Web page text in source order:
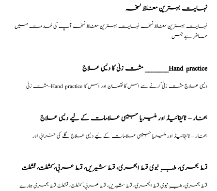
نہایت بہترین مغلظ نسخہ
نہایت بہترین مغلظ نسخہ نہایت بہترین مغلظ نسخہ آپ کی خدمت میں
حاضر ہے جس
مشت زنی کا دیسی علاج _______Hand practice
مشت زنی–Hand practice دیسی علاج مشت زنی کرنے سے اس کا نقصان اور اس کا
بخار – ٹائیفائیڈ اور ملیریا جیسی علامات کے لیے دیسی علاج
بخار – ٹائیفائیڈ اور ملیریا جیسی علامات کے لیے دیسی علاج گلے کی خرابی اور
قسط بحری، طبِ نبوی قسط البحری، قسط شیریں، قسط عربی، كشطت، قشطت
قسط بحری، طبِ نبوی قسط البحری، قسط شیریں، قسط عربی، كشطت، قشطت قسط بحری ہمارے